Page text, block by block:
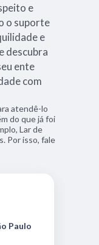
e
o suporte
e
descubra
ente
com
atendê-lo
do que já foi
Lar de
Por isso, fale
Paulo